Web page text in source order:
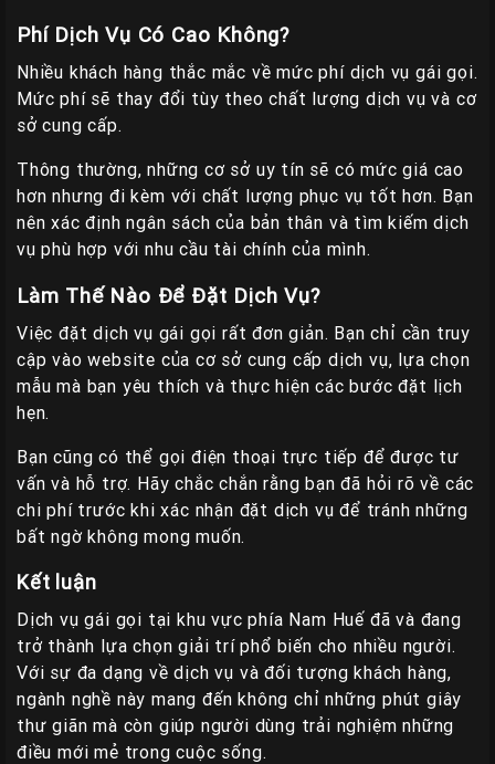
Phí Dịch Vụ Có Cao Không?
Nhiều khách hàng thắc mắc về mức phí dịch vụ gái gọi.
Mức phí sẽ thay đổi tùy theo chất lượng dịch vụ và cơ
sở cung cấp.
Thông thường, những cơ sở uy tín sẽ có mức giá cao
hơn nhưng đi kèm với chất lượng phục vụ tốt hơn. Bạn
nên xác định ngân sách của bản thân và tìm kiếm dịch
vụ phù hợp với nhu cầu tài chính của mình.
Làm Thế Nào Để Đặt Dịch Vụ?
Việc đặt dịch vụ gái gọi rất đơn giản. Bạn chỉ cần truy
cập vào website của cơ sở cung cấp dịch vụ, lựa chọn
mẫu mà bạn yêu thích và thực hiện các bước đặt lịch
hẹn.
Bạn cũng có thể gọi điện thoại trực tiếp để được tư
vấn và hỗ trợ. Hãy chắc chắn rằng bạn đã hỏi rõ về các
chi phí trước khi xác nhận đặt dịch vụ để tránh những
bất ngờ không mong muốn.
Kết luận
Dịch vụ gái gọi tại khu vực phía Nam Huế đã và đang
trở thành lựa chọn giải trí phổ biến cho nhiều người.
Với sự đa dạng về dịch vụ và đối tượng khách hàng,
ngành nghề này mang đến không chỉ những phút giây
thư giãn mà còn giúp người dùng trải nghiệm những
điều mới mẻ trong cuộc sống.